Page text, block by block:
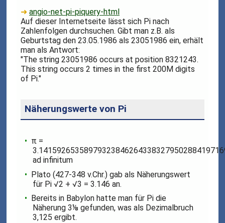
➜angio-net-pi-piquery-html
Auf dieser Internetseite lässt sich Pi nach
Zahlenfolgen durchsuchen. Gibt man z.B. als
Geburtstag den 23.05.1986 als 23051986 ein, erhält
man als Antwort:
"The string 23051986 occurs at position 8321243.
This string occurs 2 times in the first 200M digits
of Pi."
Näherungswerte von Pi
π =
ad infinitum
Plato (427-348 v.Chr.) gab als Näherungswert
für Pi √2 + √3 = 3.146 an.
Bereits in Babylon hatte man für Pi die
Näherung 3⅛ gefunden, was als Dezimalbruch
3,125 ergibt.